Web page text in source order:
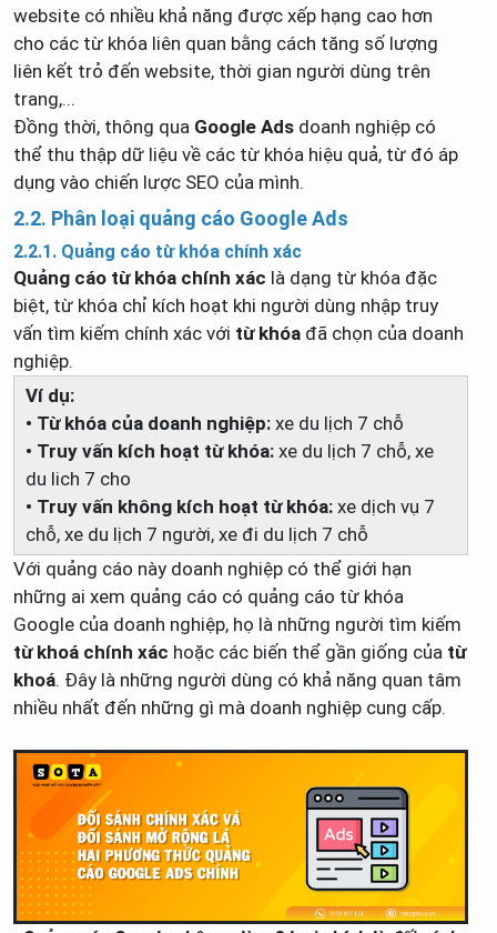
website có nhiều khả năng được xếp hạng cao hơn
cho các từ khóa liên quan bằng cách tăng số lượng
liên kết trỏ đến website, thời gian người dùng trên
trang,...
Đồng thời, thông qua Google Ads doanh nghiệp có
thể thu thập dữ liệu về các từ khóa hiệu quả, từ đó áp
dụng vào chiến lược SEO của mình.
2.2. Phân loại quảng cáo Google Ads
2.2.1. Quảng cáo từ khóa chính xác
Quảng cáo từ khóa chính xác là dạng từ khóa đặc
biệt, từ khóa chỉ kích hoạt khi người dùng nhập truy
vấn tìm kiếm chính xác với từ khóa đã chọn của doanh
nghiệp.
Ví dụ:
• Từ khóa của doanh nghiệp: xe du lịch 7 chỗ
• Truy vấn kích hoạt từ khóa: xe du lịch 7 chỗ, xe
du lich 7 cho
• Truy vấn không kích hoạt từ khóa: xe dịch vụ 7
chỗ, xe du lịch 7 người, xe đi du lịch 7 chỗ
Với quảng cáo này doanh nghiệp có thể giới hạn
những ai xem quảng cáo có quảng cáo từ khóa
Google của doanh nghiệp, họ là những người tìm kiếm
từ khoá chính xác hoặc các biến thể gần giống của từ
khoá. Đây là những người dùng có khả năng quan tâm
nhiều nhất đến những gì mà doanh nghiệp cung cấp.